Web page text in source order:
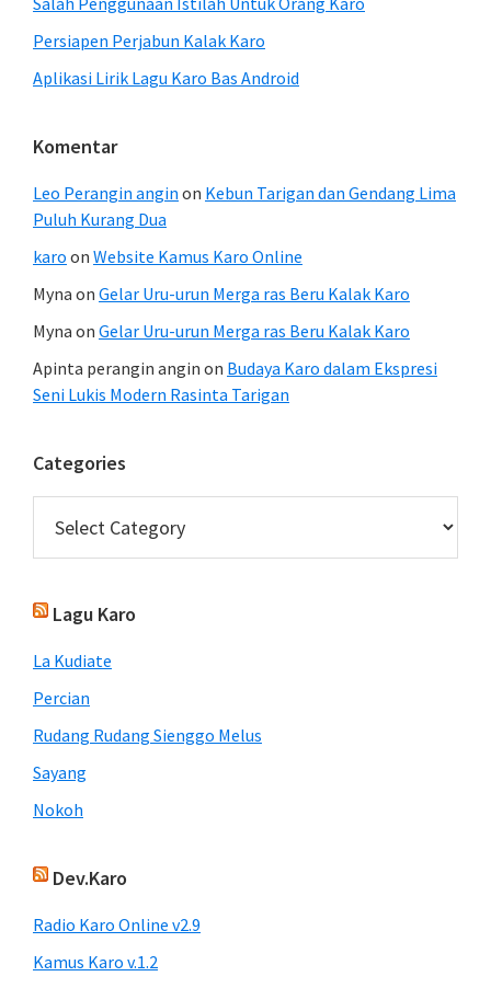
Persiapen Perjabun Kalak Karo
Aplikasi Lirik Lagu Karo Bas Android
Komentar
Leo Perangin angin on Kebun Tarigan dan Gendang Lima
Puluh Kurang Dua
karo on Website Kamus Karo Online
Myna on Gelar Uru-urun Merga ras Beru Kalak Karo
Myna on Gelar Uru-urun Merga ras Beru Kalak Karo
Apinta perangin angin on Budaya Karo dalam Ekspresi
Seni Lukis Modern Rasinta Tarigan
Categories
Lagu Karo
La Kudiate
Percian
Rudang Rudang Sienggo Melus
Sayang
Nokoh
Dev.Karo
Radio Karo Online v2.9
Kamus Karo v.1.2